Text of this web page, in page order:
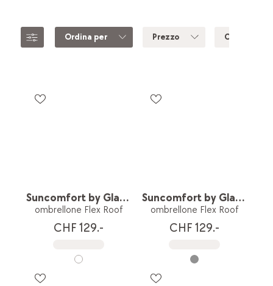
Ordina per Prezzo Colore
Suncomfort by Glatz
ombrellone Flex Roof
CHF 129.-
Suncomfort by Glatz
ombrellone Flex Roof
CHF 129.-